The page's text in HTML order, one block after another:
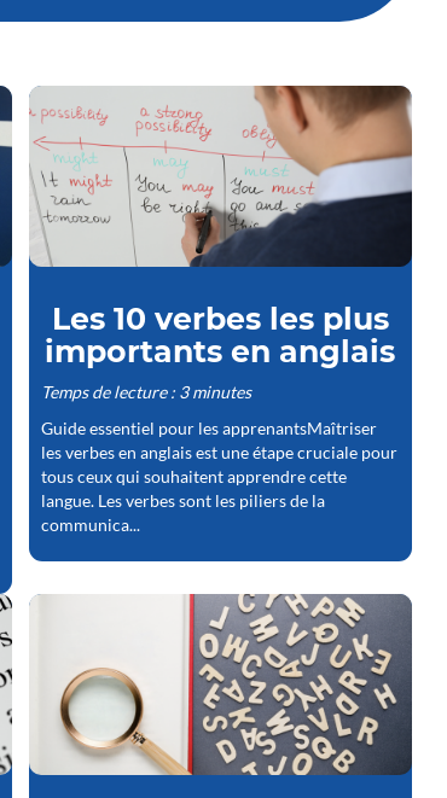
Les 10 verbes les plus
importants en anglais
Temps de lecture : 3 minutes
Guide essentiel pour les apprenantsMaîtriser
les verbes en anglais est une étape cruciale pour
tous ceux qui souhaitent apprendre cette
langue. Les verbes sont les piliers de la
communica...